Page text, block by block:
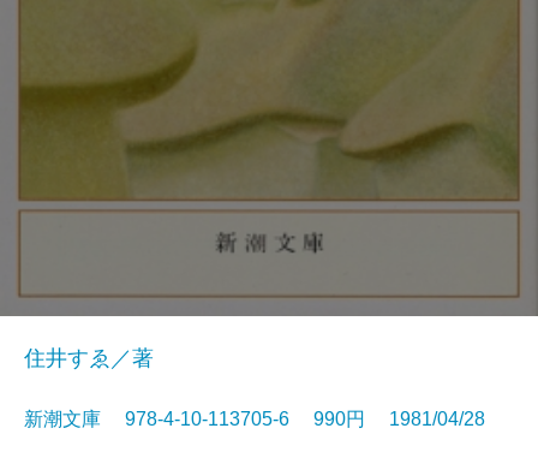
住井すゑ／著
新潮文庫 978-4-10-113705-6 990円 1981/04/28